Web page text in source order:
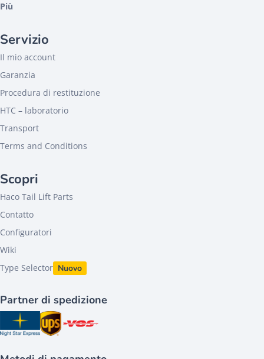
Più
Servizio
Il mio account
Garanzia
Procedura di restituzione
HTC – laboratorio
Transport
Terms and Conditions
Scopri
Haco Tail Lift Parts
Contatto
Configuratori
Wiki
Type Selector Nuovo
Partner di spedizione